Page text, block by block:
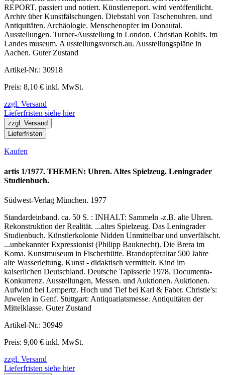
REPORT. passiert und notiert. Künstlerreport. wird veröffentlicht.
Archiv über Kunstfälschungen. Diebstahl von Taschenuhren. und
Antiquitäten. Archäologie. Menschenopfer im Donautal.
Ausstellungen. Turner-Ausstellung in London. Christian Rohlfs. im
Landes museum. A usstellungsvorsch.au. Ausstellungspläne in
Aachen. Guter Zustand
Artikel-Nr.: 30918
Preis: 8,10 € inkl. MwSt.
zzgl. Versand
Lieferfristen siehe hier
zzgl. Versand
Lieferfristen
Kaufen
artis 1/1977. THEMEN: Uhren. Altes Spielzeug. Leningrader
Studienbuch.
Südwest-Verlag München. 1977
Standardeinband. ca. 50 S. : INHALT: Sammeln -z.B. alte Uhren.
Rekonstruktion der Realität. ...altes Spielzeug. Das Leningrader
Studienbuch. Künstlerkolonie Nidden Unmittelbar und unverfälscht.
...unbekannter Expressionist (Philipp Bauknecht). Die Brera im
Koma. Kunstmuseum in Fischerhütte. Brandopferaltar 500 Jahre
alte Wasserleitung. Kunst - didaktisch vermittelt. Kind im
kaiserlichen Deutschland. Deutsche Tapisserie 1978. Documenta-
Konkurrenz. Ausstellungen, Messen. und Auktionen. Auktionen.
Aufwind bei Lempertz. Hoch und Tief bei Karl & Faber. Christie's:
Juwelen in Genf. Stuttgart: Antiquariatsmesse. Antiquitäten der
Mittelklasse. Guter Zustand
Artikel-Nr.: 30949
Preis: 9,00 € inkl. MwSt.
zzgl. Versand
Lieferfristen siehe hier